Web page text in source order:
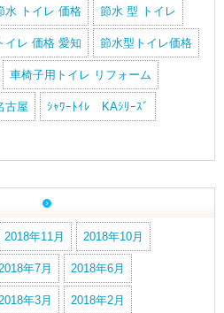
水 トイレ 価格 節水 型 トイレ
イレ 価格 愛知 節水型トイレ価格
車椅子用トイレ リフォーム
古屋 ｼｬﾜｰﾄｲﾚ KAｼﾘｰｽﾞ
2018年11月 2018年10月
年7月 2018年6月
年3月 2018年2月